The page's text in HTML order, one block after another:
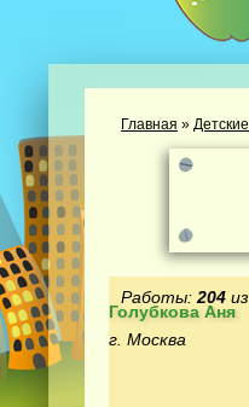
Главная »
Работы: 204 из
Голубкова Аня
г. Москва